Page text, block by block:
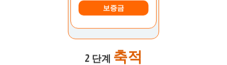
보증금
2 단계 축적